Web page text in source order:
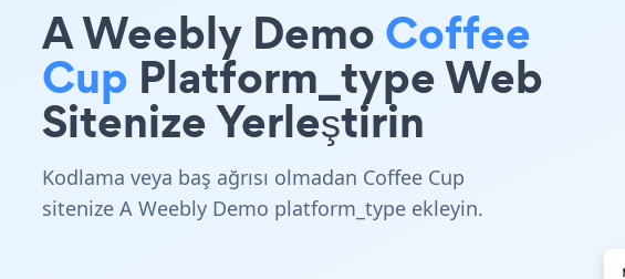
A Weebly DemoCoffee
Cup Platform_type Web
Sitenize Yerleştirin
Kodlama veya baş ağrısı olmadan Coffee Cup
sitenize A Weebly Demo platform_type ekleyin.